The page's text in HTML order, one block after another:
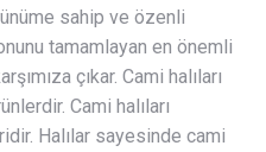
sahip ve özenli
tamamlayan en önemli
çıkar. Cami halıları
Cami halıları
Halılar sayesinde cami